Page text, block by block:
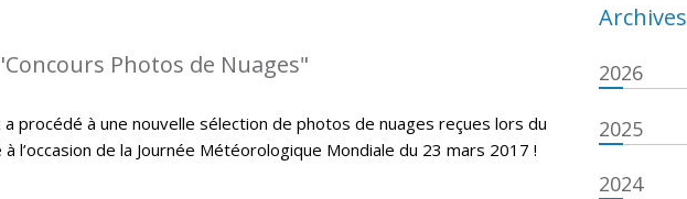
Photos de Nuages"
procédé à une nouvelle sélection de photos de nuages reçues lors du
l’occasion de la Journée Météorologique Mondiale du 23 mars 2017 !
Archives
2026
2025
2024